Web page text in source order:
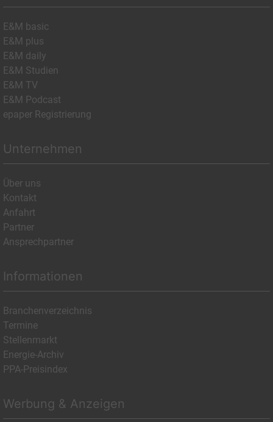
E&M basic
E&M plus
E&M daily
E&M Studien
E&M TV
E&M Podcast
epaper Registrierung
Unternehmen
Über uns
Kontakt
Anfahrt
Partner
Ansprechpartner
Informationen
Branchenverzeichnis
Termine
Stellenmarkt
Energie-Archiv
PPA-Preisindex
Werbung & Anzeigen